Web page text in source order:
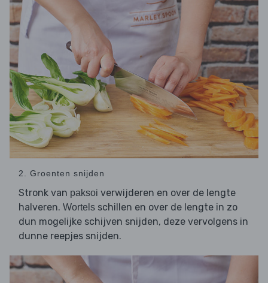
2. Groenten snijden
Stronk van paksoi verwijderen en over de lengte
halveren. Wortels schillen en over de lengte in zo
dun mogelijke schijven snijden, deze vervolgens in
dunne reepjes snijden.